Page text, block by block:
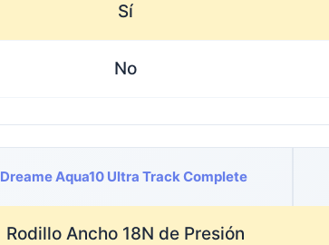
Sí
No
Dreame Aqua10 Ultra Track Complete
Rodillo Ancho 18N de Presión